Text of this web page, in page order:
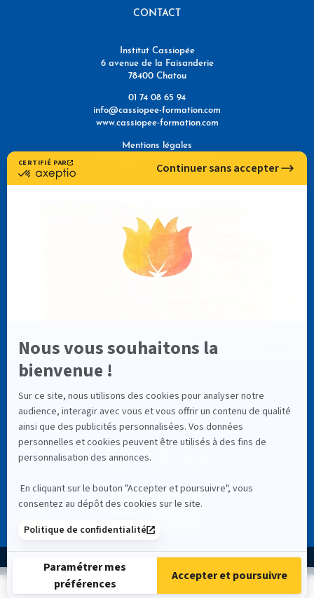
CONTACT
Institut Cassiopée
6 avenue de la Faisanderie
78400 Chatou
01 74 08 65 94
info@cassiopee-formation.com
www.cassiopee-formation.com
Mentions légales
NOS RÉSEAUX SOCIAUX
4,9
335 avis